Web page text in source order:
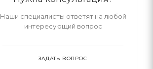
Наши специалисты ответят на любой
интересующий вопрос
ЗАДАТЬ ВОПРОС